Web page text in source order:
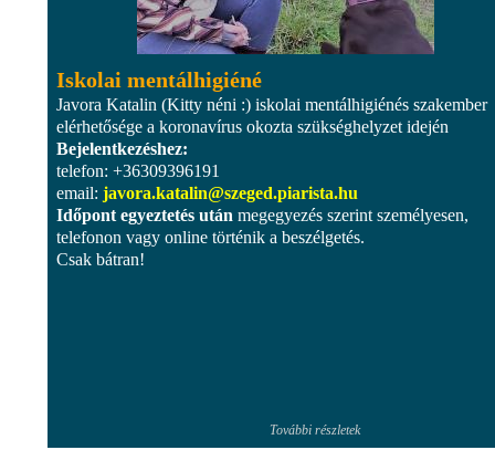
Iskolai mentálhigiéné
Javora Katalin (Kitty néni :) iskolai mentálhigiénés szakember
elérhetősége a koronavírus okozta szükséghelyzet idején
Bejelentkezéshez:
telefon: +36309396191
email: javora.katalin@szeged.piarista.hu
Időpont egyeztetés után megegyezés szerint személyesen,
telefonon vagy online történik a beszélgetés.
Csak bátran!
További részletek